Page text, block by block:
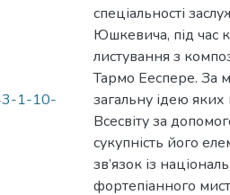
1-10-
спеціальності
Юшкевича, під час
листування з
Тармо Ееспере. За
загальну ідею
Всесвіту за
сукупність його
зв’язок із
фортепіанного